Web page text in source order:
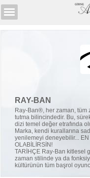
RAY-BAN
Ray-Ban®, her zaman, tüm
tutma bilincindedir. Bu,
dizi temel değer etrafında
Marka, kendi kurallarına
yenilemeyi deneyebilir... EN
OLABİLİRSİN!
TARİHÇE Ray-Ban kitlesel
zaman stilinde ya da
kültürünün tüm başrol